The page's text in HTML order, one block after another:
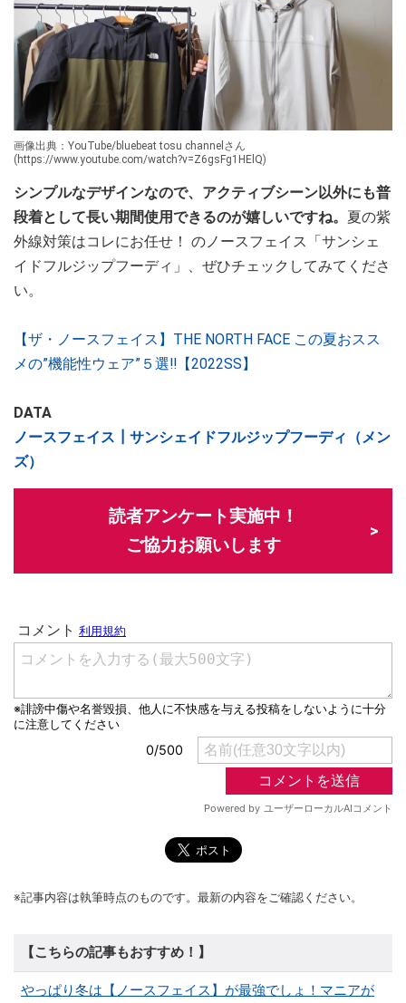
画像出典：YouTube/bluebeat tosu channelさん
(https://www.youtube.com/watch?v=Z6gsFg1HElQ)
シンプルなデザインなので、アクティブシーン以外にも普
段着として長い期間使用できるのが嬉しいですね。 夏の紫
外線対策はコレにお任せ！ のノースフェイス「サンシェ
イドフルジップフーディ」、ぜひチェックしてみてくださ
い。
【ザ・ノースフェイス】THE NORTH FACE この夏おスス
メの”機能性ウェア”５選‼【2022SS】
DATA
ノースフェイス┃サンシェイドフルジップフーディ（メン
ズ）
読者アンケート実施中！
ご協力お願いします
※記事内容は執筆時点のものです。最新の内容をご確認ください。
【こちらの記事もおすすめ！】
やっぱり冬は【ノースフェイス】が最強でしょ！マニアが